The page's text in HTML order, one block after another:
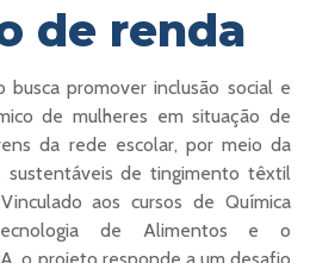
de renda
promover inclusão social e
de mulheres em situação de
da rede escolar, por meio da
sustentáveis de tingimento têxtil
aos cursos de Química
de Alimentos e o